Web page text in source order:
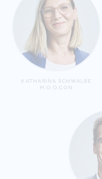
KATHARINA SCHWALBE
M.O.O.CON